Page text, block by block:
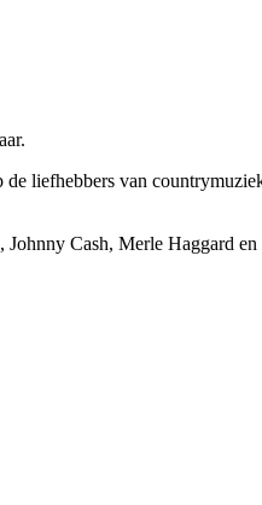
liefhebbers van
Cash, Merle Haggard